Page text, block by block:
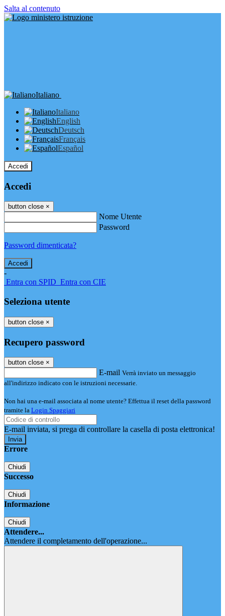
Salta al contenuto
Italiano
Italiano
English
Deutsch
Français
Español
Accedi
Accedi
button close ×
Nome Utente
Password
Password dimenticata?
-
Entra con SPID Entra con CIE
Seleziona utente
button close ×
Recupero password
button close ×
E-mail Verrà inviato un messaggio
all'indirizzo indicato con le istruzioni necessarie.
Non hai una e-mail associata al nome utente? Effettua il reset della password
tramite la Login Spaggiari
E-mail inviata, si prega di controllare la casella di posta elettronica!
Errore
Chiudi
Successo
Chiudi
Informazione
Chiudi
Attendere...
Attendere il completamento dell'operazione...